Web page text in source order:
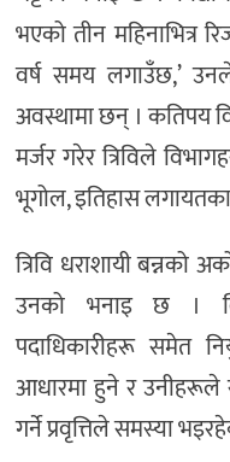
भएको तीन महिनाभित्र
वर्ष समय लगाउँछ,’ उनले
अवस्थामा छन् । कतिपय
मर्जर गरेर त्रिविले
भूगोल, इतिहास
त्रिवि धराशायी बन्नको
उनको भनाइ छ ।
पदाधिकारीहरू समेत
आधारमा हुने र उनीहरूले
गर्ने प्रवृत्तिले समस्या